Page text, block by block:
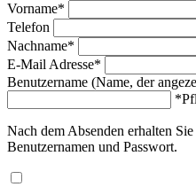
Vorname*
Telefon
Nachname*
E-Mail Adresse*
Benutzername (Name, der
Nach dem Absenden erhalten
Benutzernamen und Passwort.